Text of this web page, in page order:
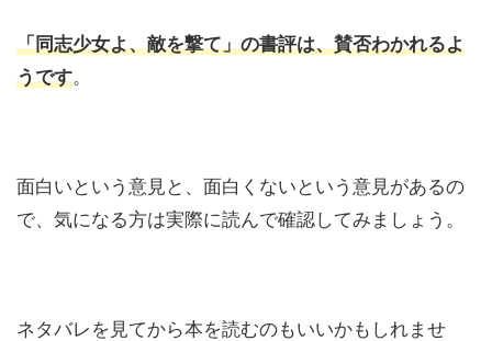
「同志少女よ、敵を撃て」の書評は、賛否わかれるよ
うです。
面白いという意見と、面白くないという意見があるの
で、気になる方は実際に読んで確認してみましょう。
ネタバレを見てから本を読むのもいいかもしれませ